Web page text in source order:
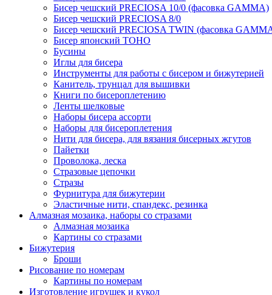
Бисер чешский PRECIOSA 10/0 (фасовка GAMMA)
Бисер чешский PRECIOSA 8/0
Бисер чешский PRECIOSA TWIN (фасовка
Бисер японский TOHO
Бусины
Иглы для бисера
Инструменты для работы с бисером и бижутерией
Канитель, трунцал для вышивки
Книги по бисероплетению
Ленты шелковые
Наборы бисера ассорти
Наборы для бисероплетения
Нити для бисера, для вязания бисерных жгутов
Пайетки
Проволока, леска
Стразовые цепочки
Стразы
Фурнитура для бижутерии
Эластичные нити, спандекс, резинка
Алмазная мозаика, наборы со стразами
Алмазная мозаика
Картины co стразами
Бижутерия
Броши
Рисование по номерам
Картины по номерам
Изготовление игрушек и кукол